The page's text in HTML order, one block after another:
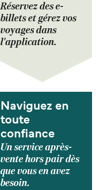
Réservez des e-
billets et gérez vos
voyages dans
l'application.
Naviguez en
toute
confiance
Un service après-
vente hors pair dès
que vous en avez
besoin.